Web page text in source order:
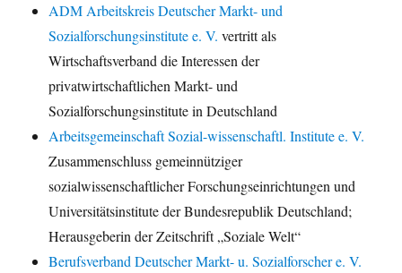
ADM Arbeitskreis Deutscher Markt- und
Sozialforschungsinstitute e. V. vertritt als
Wirtschaftsverband die Interessen der
privatwirtschaftlichen Markt- und
Sozialforschungsinstitute in Deutschland
Arbeitsgemeinschaft Sozial-wissenschaftl. Institute e. V.
Zusammenschluss gemeinnütziger
sozialwissenschaftlicher Forschungseinrichtungen und
Universitätsinstitute der Bundesrepublik Deutschland;
Herausgeberin der Zeitschrift „Soziale Welt“
Berufsverband Deutscher Markt- u. Sozialforscher e. V.